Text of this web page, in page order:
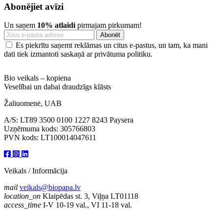
Abonējiet avīzi
Un saņem 10% atlaidipirmajam pirkumam!
Es piekrītu saņemt reklāmas un citus e-pastus, un tam, ka mani
dati tiek izmantoti saskaņā ar privātuma politiku.
Bio veikals – kopiena
Veselībai un dabai draudzīgs klāsts
Žaliuomenė, UAB
A/S: LT89 3500 0100 1227 8243 Paysera
Uzņēmuma kods: 305766803
PVN kods: LT100014047611
Veikals / Informācija
mail veikals@biopapa.lv
location_on Klaipēdas st. 3, Viļņa LT01118
access_time I-V 10-19 val., VI 11-18 val.